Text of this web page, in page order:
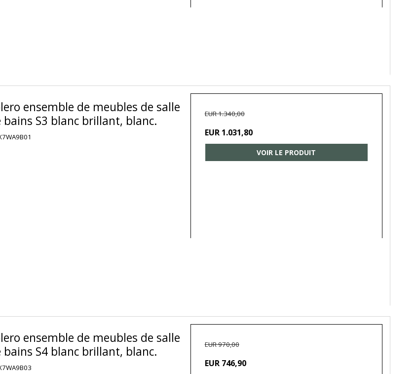
ensemble de meubles de salle
bains S3 blanc brillant, blanc.
EUR 1.340,00
EUR 1.031,80
VOIR LE PRODUIT
ensemble de meubles de salle
bains S4 blanc brillant, blanc.
EUR 970,00
EUR 746,90